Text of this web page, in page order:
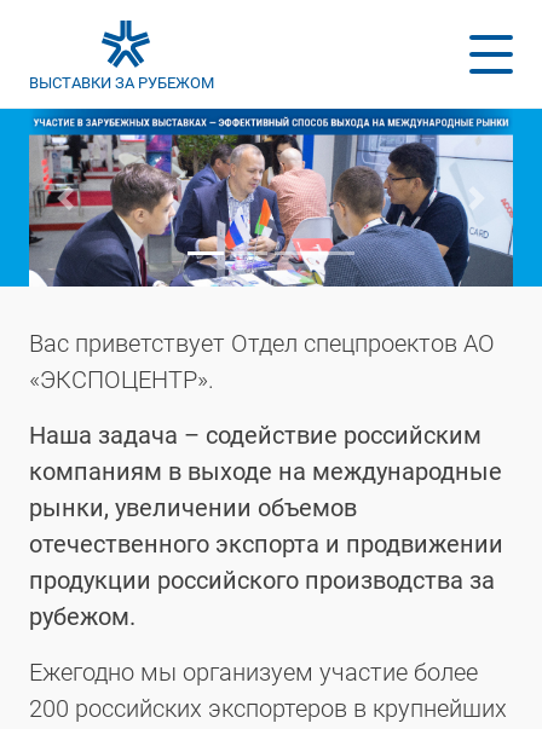
ВЫСТАВКИ ЗА РУБЕЖОМ
Previous Next
Вас приветствует Отдел спецпроектов АО
«ЭКСПОЦЕНТР».
Наша задача – содействие российским
компаниям в выходе на международные
рынки, увеличении объемов
отечественного экспорта и продвижении
продукции российского производства за
рубежом.
Ежегодно мы организуем участие более
200 российских экспортеров в крупнейших